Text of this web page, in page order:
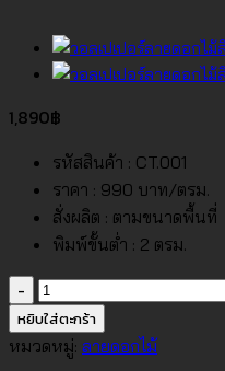
1,890฿
รหัสสินค้า : CT.001
ราคา : 990 บาท/ตรม.
สั่งผลิต : ตามขนาดพื้นที่
พิมพ์ขั้นต่ำ : 2 ตรม.
จำนวน
วอลเปเปอร์
ลาย
หยิบใส่ตะกร้า
หมวดหมู่: ลายดอกไม้